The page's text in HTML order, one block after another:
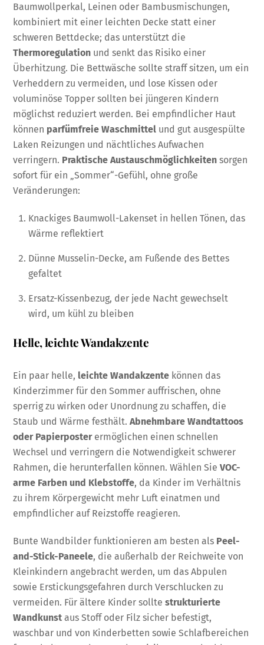
Baumwollperkal, Leinen oder Bambusmischungen,
kombiniert mit einer leichten Decke statt einer
schweren Bettdecke; das unterstützt die
Thermoregulation und senkt das Risiko einer
Überhitzung. Die Bettwäsche sollte straff sitzen, um ein
Verheddern zu vermeiden, und lose Kissen oder
voluminöse Topper sollten bei jüngeren Kindern
möglichst reduziert werden. Bei empfindlicher Haut
können parfümfreie Waschmittel und gut ausgespülte
Laken Reizungen und nächtliches Aufwachen
verringern. Praktische Austauschmöglichkeiten sorgen
sofort für ein „Sommer“-Gefühl, ohne große
Veränderungen:
Knackiges Baumwoll-Lakenset in hellen Tönen, das
Wärme reflektiert
Dünne Musselin-Decke, am Fußende des Bettes
gefaltet
Ersatz-Kissenbezug, der jede Nacht gewechselt
wird, um kühl zu bleiben
Helle, leichte Wandakzente
Ein paar helle, leichte Wandakzente können das
Kinderzimmer für den Sommer auffrischen, ohne
sperrig zu wirken oder Unordnung zu schaffen, die
Staub und Wärme festhält.Abnehmbare Wandtattoos
oder Papierposterermöglichen einen schnellen
Wechsel und verringern die Notwendigkeit schwerer
Rahmen, die herunterfallen können. Wählen SieVOC-
arme Farben und Klebstoffe, da Kinder im Verhältnis
zu ihrem Körpergewicht mehr Luft einatmen und
empfindlicher auf Reizstoffe reagieren.
Bunte Wandbilder funktionieren am besten als Peel-
and-Stick-Paneele, die außerhalb der Reichweite von
Kleinkindern angebracht werden, um das Abpulen
sowie Erstickungsgefahren durch Verschlucken zu
vermeiden. Für ältere Kinder solltestrukturierte
Wandkunst aus Stoff oder Filz sicher befestigt,
waschbar und von Kinderbetten sowie Schlafbereichen